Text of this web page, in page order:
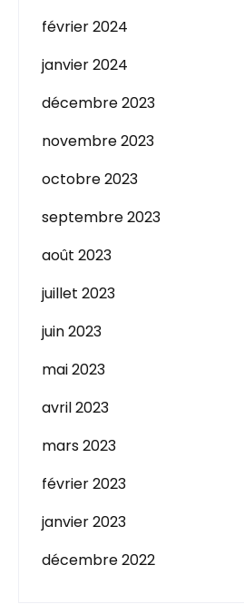
février 2024
janvier 2024
décembre 2023
novembre 2023
octobre 2023
septembre 2023
août 2023
juillet 2023
juin 2023
mai 2023
avril 2023
mars 2023
février 2023
janvier 2023
décembre 2022